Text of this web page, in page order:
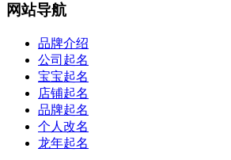
网站导航
品牌介绍
公司起名
宝宝起名
店铺起名
品牌起名
个人改名
龙年起名